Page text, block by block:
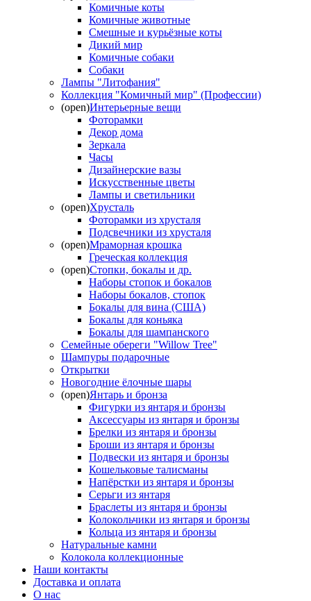
Комичные коты
Комичные животные
Смешные и курьёзные коты
Дикий мир
Комичные собаки
Собаки
Лампы "Литофания"
Коллекция "Комичный мир" (Профессии)
(open)Интерьерные вещи
Фоторамки
Декор дома
Зеркала
Часы
Дизайнерские вазы
Искусственные цветы
Лампы и светильники
(open)Хрусталь
Фоторамки из хрусталя
Подсвечники из хрусталя
(open)Мраморная крошка
Греческая коллекция
(open)Стопки, бокалы и др.
Наборы стопок и бокалов
Наборы бокалов, стопок
Бокалы для вина (США)
Бокалы для коньяка
Бокалы для шампанского
Семейные обереги "Willow Tree"
Шампуры подарочные
Открытки
Новогодние ёлочные шары
(open)Янтарь и бронза
Фигурки из янтаря и бронзы
Аксессуары из янтаря и бронзы
Брелки из янтаря и бронзы
Броши из янтаря и бронзы
Подвески из янтаря и бронзы
Кошельковые талисманы
Напёрстки из янтаря и бронзы
Серьги из янтаря
Браслеты из янтаря и бронзы
Колокольчики из янтаря и бронзы
Кольца из янтаря и бронзы
Натуральные камни
Колокола коллекционные
Наши контакты
Доставка и оплата
О нас